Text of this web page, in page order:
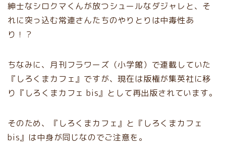
紳士なシロクマくんが放つシュールなダジャレと、そ
れに突っ込む常連さんたちのやりとりは中毒性あ
り！？
ちなみに、月刊フラワーズ（小学館）で連載していた
『しろくまカフェ』ですが、現在は版権が集英社に移
り『しろくまカフェ bis』として再出版されています。
そのため、『しろくまカフェ』と『しろくまカフェ
bis』は中身が同じなのでご注意を。